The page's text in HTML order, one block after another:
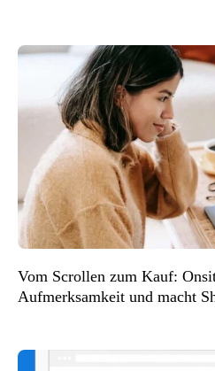
Vom Scrollen zum Kauf:
Aufmerksamkeit und macht